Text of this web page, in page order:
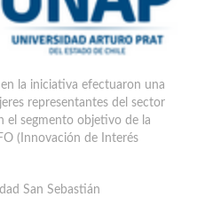
la iniciativa efectuaron una
representantes del sector
el segmento objetivo de la
(Innovación de Interés
San Sebastián